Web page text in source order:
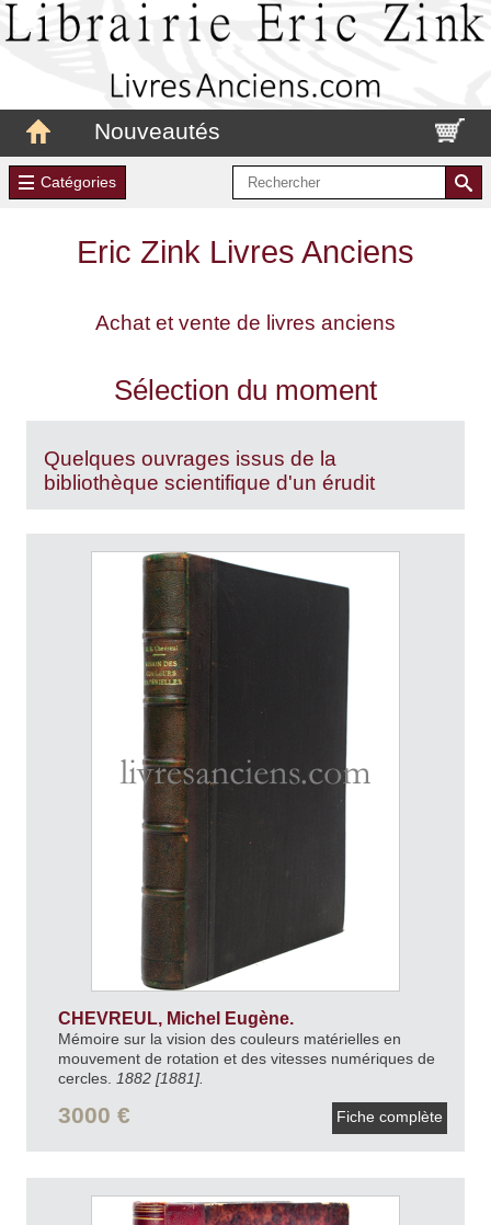
Nouveautés
Catégories
Eric Zink Livres Anciens
Achat et vente de livres anciens
Sélection du moment
Quelques ouvrages issus de la
bibliothèque scientifique d'un érudit
CHEVREUL, Michel Eugène.
Mémoire sur la vision des couleurs matérielles en
mouvement de rotation et des vitesses numériques de
cercles.
1882 [1881].
3000 € Fiche complète